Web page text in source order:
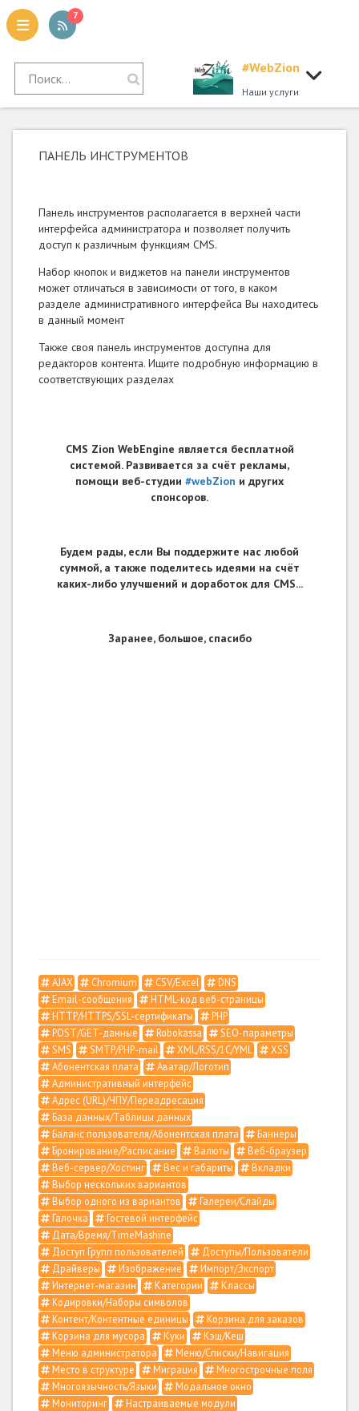
7
#WebZion
Наши услуги
ПАНЕЛЬ ИНСТРУМЕНТОВ
Панель инструментов располагается в верхней части
интерфейса администратора и позволяет получить
доступ к различным функциям CMS.
Набор кнопок и виджетов на панели инструментов
может отличаться в зависимости от того, в каком
разделе административного интерфейса Вы находитесь
в данный момент
Также своя панель инструментов доступна для
редакторов контента. Ищите подробную информацию в
соответствующих разделах
CMS Zion WebEngine является бесплатной
системой. Развивается за счёт рекламы,
помощи веб-студии #webZion и других
спонсоров.
Будем рады, если Вы поддержите нас любой
суммой, а также поделитесь идеями на счёт
каких-либо улучшений и доработок для CMS...
Заранее, большое, спасибо
AJAX Chromium CSV/Excel
DNS
Email-сообщения
HTML-код веб-страницы
HTTP/HTTPS/SSL-сертификаты
PHP
POST/GET-данные
Robokassa
SEO-параметры
SMS
SMTP/PHP-mail XML/RSS/1С/YML
XSS
Абонентская плата
Аватар/Логотип
Административный интерфейс
Адрес (URL)/ЧПУ/Переадресация
База данных/Таблицы данных
Баланс пользователя/Абонентская плата
Баннеры
Бронирование/Расписание
Валюты
Веб-браузер
Веб-сервер/Хостинг
Вес и габариты
Вкладки
Выбор нескольких вариантов
Выбор одного из вариантов
Галереи/Слайды
Галочка
Гостевой интерфейс
Дата/Время/TimeMashine
Доступ Групп пользователей
Доступы/Пользователи
Драйверы
Изображение
Импорт/Экспорт
Интернет-магазин
Категории
Классы
Кодировки/Наборы символов
Контент/Контентные единицы
Корзина для заказов
Корзина для мусора
Куки
Кэш/Кеш
Меню администратора
Меню/Списки/Навигация
Место в структуре
Миграция
Многострочные поля
Многоязычность/Языки
Модальное окно
Мониторинг
Настраиваемые модули